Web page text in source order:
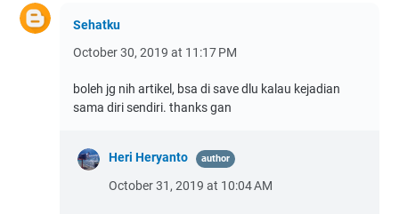
Sehatku
October 30, 2019 at 11:17 PM
boleh jg nih artikel, bsa di save dlu kalau kejadian
sama diri sendiri. thanks gan
Heri Heryanto
October 31, 2019 at 10:04 AM